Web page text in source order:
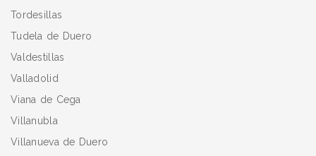
Tordesillas
Tudela de Duero
Valdestillas
Valladolid
Viana de Cega
Villanubla
Villanueva de Duero